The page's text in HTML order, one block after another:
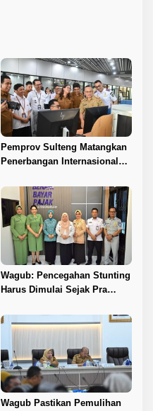
Pemprov Sulteng Matangkan
Penerbangan Internasional
Wagub: Pencegahan Stunting
Harus Dimulai Sejak Pra
Wagub Pastikan Pemulihan